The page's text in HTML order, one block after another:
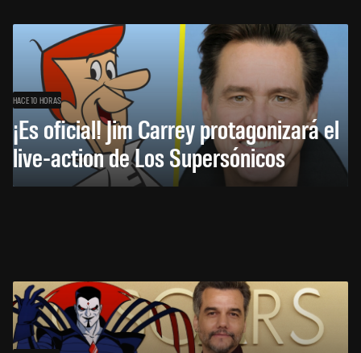
HACE 10 HORAS
¡Es oficial! Jim Carrey protagonizará el
live-action de Los Supersónicos